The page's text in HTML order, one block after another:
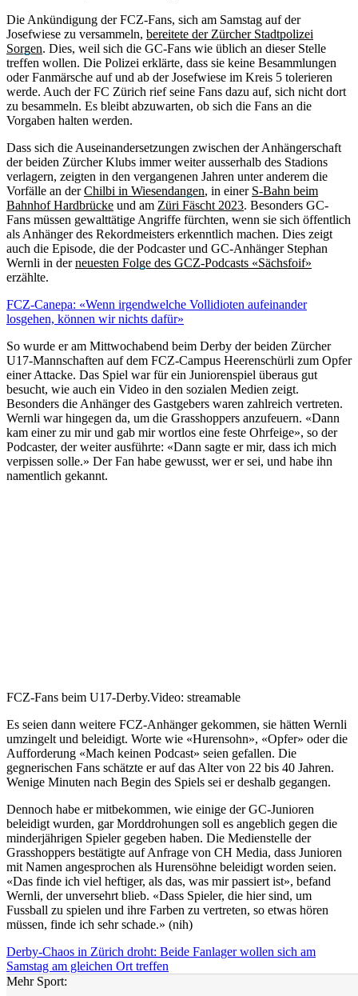
Die Ankündigung der FCZ-Fans, sich am Samstag auf der
Josefwiese zu versammeln, bereitete der Zürcher Stadtpolizei
Sorgen. Dies, weil sich die GC-Fans wie üblich an dieser Stelle
treffen wollen. Die Polizei erklärte, dass sie keine Besammlungen
oder Fanmärsche auf und ab der Josefwiese im Kreis 5 tolerieren
werde. Auch der FC Zürich rief seine Fans dazu auf, sich nicht dort
zu besammeln. Es bleibt abzuwarten, ob sich die Fans an die
Vorgaben halten werden.
Dass sich die Auseinandersetzungen zwischen der Anhängerschaft
der beiden Zürcher Klubs immer weiter ausserhalb des Stadions
verlagern, zeigten in den vergangenen Jahren unter anderem die
Vorfälle an derChilbi in Wiesendangen, in einer S-Bahn beim
Bahnhof Hardbrücke und am Züri Fäscht 2023. Besonders GC-
Fans müssen gewalttätige Angriffe fürchten, wenn sie sich öffentlich
als Anhänger des Rekordmeisters erkenntlich machen. Dies zeigt
auch die Episode, die der Podcaster und GC-Anhänger Stephan
Wernli in derneuesten Folge des GCZ-Podcasts «Sächsfoif»
erzählte.
FCZ-Canepa: «Wenn irgendwelche Vollidioten aufeinander
losgehen, können wir nichts dafür»
So wurde er am Mittwochabend beim Derby der beiden Zürcher
U17-Mannschaften auf dem FCZ-Campus Heerenschürli zum Opfer
einer Attacke. Das Spiel war für ein Juniorenspiel überaus gut
besucht, wie auch ein Video in den sozialen Medien zeigt.
Besonders die Anhänger des Gastgebers waren zahlreich vertreten.
Wernli war hingegen da, um die Grasshoppers anzufeuern. «Dann
kam einer zu mir und gab mir wortlos eine feste Ohrfeige», so der
Podcaster, der weiter ausführte: «Dann sagte er mir, dass ich mich
verpissen solle.» Der Fan habe gewusst, wer er sei, und habe ihn
namentlich gekannt.
FCZ-Fans beim U17-Derby.Video: streamable
Es seien dann weitere FCZ-Anhänger gekommen, sie hätten Wernli
umzingelt und beleidigt. Worte wie «Hurensohn», «Opfer» oder die
Aufforderung «Mach keinen Podcast» seien gefallen. Die
gegnerischen Fans schätzte er auf das Alter von 22 bis 40 Jahren.
Wenige Minuten nach Begin des Spiels sei er deshalb gegangen.
Dennoch habe er mitbekommen, wie einige der GC-Junioren
beleidigt wurden, gar Morddrohungen soll es angeblich gegen die
minderjährigen Spieler gegeben haben. Die Medienstelle der
Grasshoppers bestätigte auf Anfrage von CH Media, dass Junioren
mit Namen angesprochen als Hurensöhne beleidigt worden seien.
«Das finde ich viel heftiger, als das, was mir passiert ist», befand
Wernli, der unversehrt blieb. «Dass Spieler, die hier sind, um
Fussball zu spielen und ihre Farben zu vertreten, so etwas hören
müssen, finde ich sehr schade.» (nih)
Derby-Chaos in Zürich droht: Beide Fanlager wollen sich am
Samstag am gleichen Ort treffen
Mehr Sport: